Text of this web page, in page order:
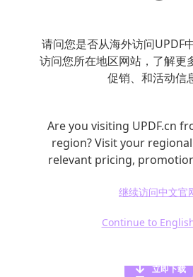
请问您是否从海外访问UPDF
访问您所在地区网站，了解更
促销、和活动信
Are you visiting UPDF.cn
region? Visit your
relevant pricing,
继续访问中文官
Continue to
个文档，然后点击“打印”按
在弹出的打印对话框中，选
综上所述，以上就是三种实现
的工具进行操作，这样可以大
率，让工作变得更加便捷。
立即下载